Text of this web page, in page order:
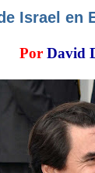
Israel en
Por David